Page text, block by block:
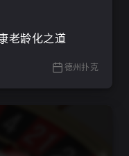
老龄化之道
德州扑克